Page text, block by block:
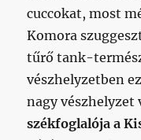
cuccokat, most
Komora
tűrő tank-
vészhelyzetben
nagy
székfoglalója a